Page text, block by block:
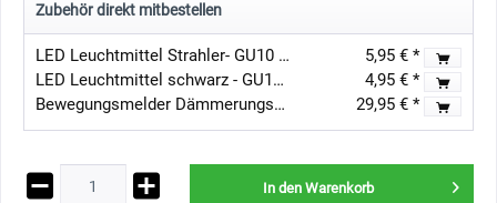
Zubehör direkt mitbestellen
LED Leuchtmittel Strahler- GU10 - 5W 3000K
5,95 € *
LED Leuchtmittel schwarz - GU10 - 3,5W
4,95 € *
Bewegungsmelder Dämmerungssensor Aussen IP65 230VAC
29,95 € *
In den Warenkorb